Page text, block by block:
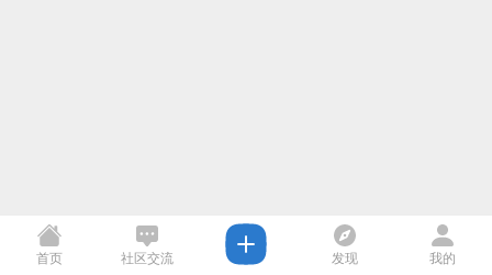
首页 社区交流 发现 我的